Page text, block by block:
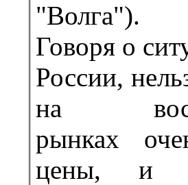
"Волга").
Говоря о
России,
на
рынках
цены, и